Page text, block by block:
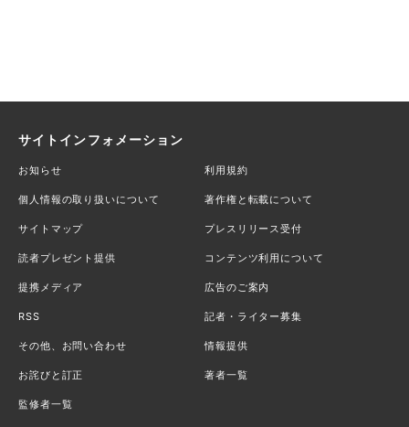
サイトインフォメーション
お知らせ 利用規約
個人情報の取り扱いについて 著作権と転載について
サイトマップ プレスリリース受付
読者プレゼント提供 コンテンツ利用について
提携メディア 広告のご案内
RSS 記者・ライター募集
その他、お問い合わせ 情報提供
お詫びと訂正 著者一覧
監修者一覧